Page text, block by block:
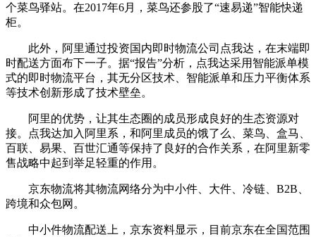
个菜鸟驿站。在2017年6月，菜鸟还参股了“速易递”智能快递
柜。
此外，阿里通过投资国内即时物流公司点我达，在末端即
时配送方面布下一子。据“报告”分析，点我达采用智能派单模
式的即时物流平台，其无分区技术、智能派单和压力平衡体系
等技术创新形成了技术壁垒。
阿里的优势，让其生态圈的成员形成良好的生态资源对
接。点我达加入阿里系，和阿里成员的饿了么、菜鸟、盒马、
百联、易果、百世汇通等保持了良好的合作关系，在阿里新零
售战略中起到举足轻重的作用。
京东物流将其物流网络分为中小件、大件、冷链、B2B、
跨境和众包网。
中小件物流配送上，京东资料显示，目前京东在全国范围